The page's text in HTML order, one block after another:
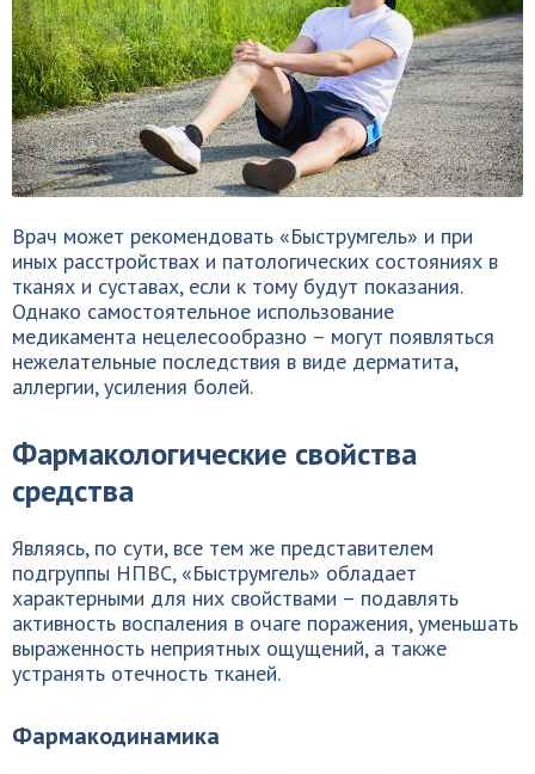
Врач может рекомендовать «Быструмгель» и при
иных расстройствах и патологических состояниях в
тканях и суставах, если к тому будут показания.
Однако самостоятельное использование
медикамента нецелесообразно – могут появляться
нежелательные последствия в виде дерматита,
аллергии, усиления болей.
Фармакологические свойства
средства
Являясь, по сути, все тем же представителем
подгруппы НПВС, «Быструмгель» обладает
характерными для них свойствами – подавлять
активность воспаления в очаге поражения, уменьшать
выраженность неприятных ощущений, а также
устранять отечность тканей.
Фармакодинамика